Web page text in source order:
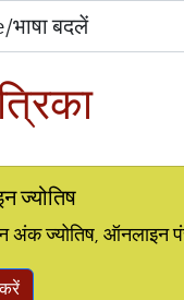
ज्योतिष
अंक ज्योतिष, ऑनलाइन